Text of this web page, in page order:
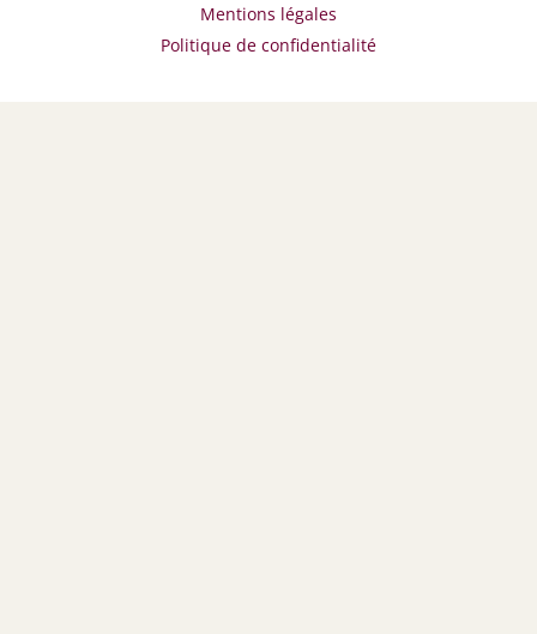
Mentions légales
Politique de confidentialité